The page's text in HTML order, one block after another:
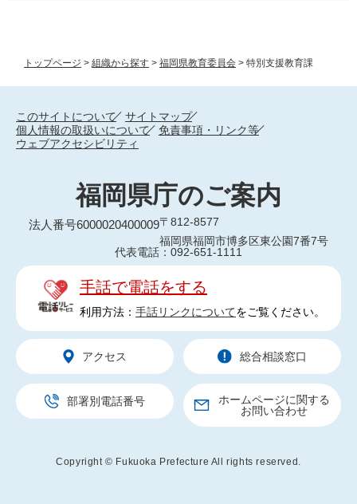
トップページ > 組織から探す > 福岡県教育委員会 > 特別支援教育課
このサイトについて
サイトマップ
個人情報の取扱いについて
免責事項・リンク等
ウェブアクセシビリティ
福岡県庁のご案内
法人番号6000020400009〒812-8577
福岡県福岡市博多区東公園7番7号
代表電話：092-651-1111
手話で電話をする
利用方法： 手話リンクについてをご覧ください。
アクセス 総合相談窓口
部署別電話番号
ホームページに関する
お問い合わせ
Copyright © Fukuoka Prefecture All rights reserved.